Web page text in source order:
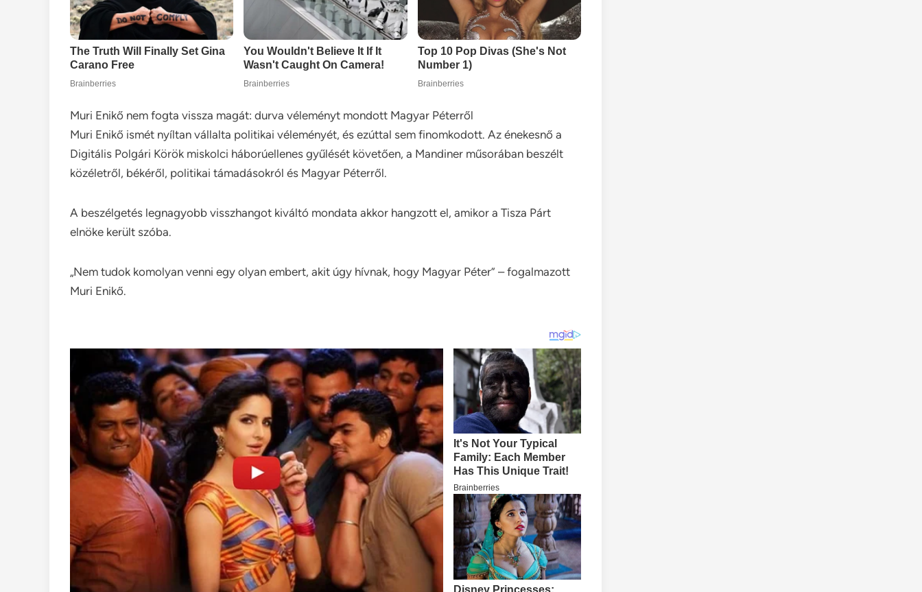
Muri Enikő nem fogta vissza magát: durva véleményt mondott Magyar Péterről
Muri Enikő ismét nyíltan vállalta politikai véleményét, és ezúttal sem finomkodott. Az énekesnő a
Digitális Polgári Körök miskolci háborúellenes gyűlését követően, a Mandiner műsorában beszélt
közéletről, békéről, politikai támadásokról és Magyar Péterről.
A beszélgetés legnagyobb visszhangot kiváltó mondata akkor hangzott el, amikor a Tisza Párt
elnöke került szóba.
„Nem tudok komolyan venni egy olyan embert, akit úgy hívnak, hogy Magyar Péter” – fogalmazott
Muri Enikő.